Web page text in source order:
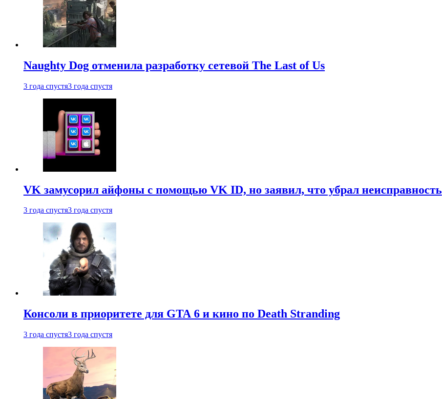
Naughty Dog отменила разработку сетевой The Last of Us
3 года спустя3 года спустя
VK замусорил айфоны с помощью VK ID, но заявил, что убрал неисправность
3 года спустя3 года спустя
Консоли в приоритете для GTA 6 и кино по Death Stranding
3 года спустя3 года спустя